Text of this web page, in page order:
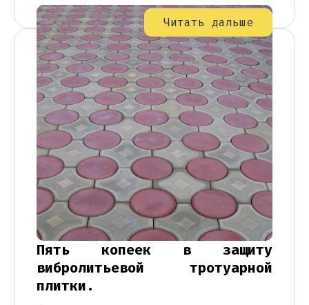
Читать дальше
Пять копеек в защиту
вибролитьевой тротуарной
плитки.